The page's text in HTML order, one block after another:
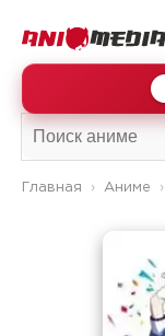
Главная Аниме